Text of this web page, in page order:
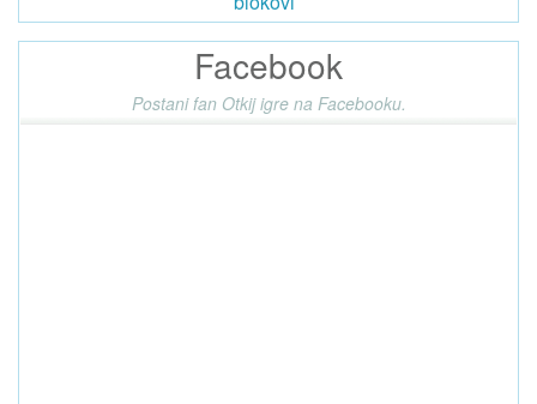
Facebook
Postani fan Otkij igre na Facebooku.